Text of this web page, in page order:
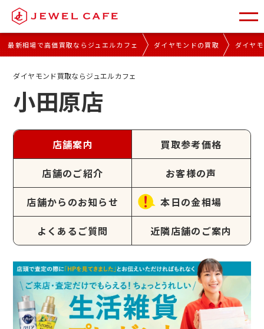
最新相場で高価買取ならジュエルカフェ ダイヤモンドの買取 ダイヤ
ダイヤモンド買取ならジュエルカフェ
小田原店
店舗案内 買取参考価格
店舗のご紹介 お客様の声
店舗からのお知らせ 本日の金相場
よくあるご質問 近隣店舗のご案内